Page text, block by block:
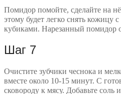
Помидор помойте, сделайте на
этому будет легко снять
кубиками. Нарезанный помидор
Шаг 7
Очистите зубчики чеснока и
вместе около 10-15 минут. С
сковороду к мясу. Добавьте